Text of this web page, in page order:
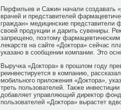
Перфильев и Сажин начали создавать
врачей и представителей
граждан» медицинские представители
своей продукции и дарить сувениры.
запрещено, поэтому
лекарств на сайте «Доктора» сейчас
указано в сообщении компании. Это
Выручка «Доктора» в прошлом году
реинвестируется в компанию,
мобильного приложения «Доктора»,
треть пользователей. Также
добавляет управляющий директор
пользователей «Доктора» вырастет